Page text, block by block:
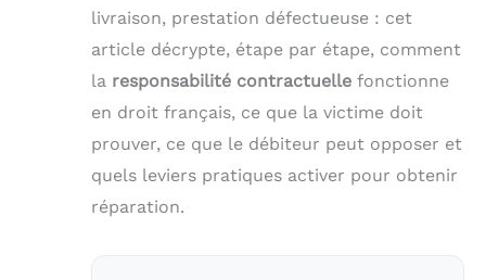
livraison, prestation défectueuse : cet
article décrypte, étape par étape, comment
la responsabilité contractuelle fonctionne
en droit français, ce que la victime doit
prouver, ce que le débiteur peut opposer et
quels leviers pratiques activer pour obtenir
réparation.